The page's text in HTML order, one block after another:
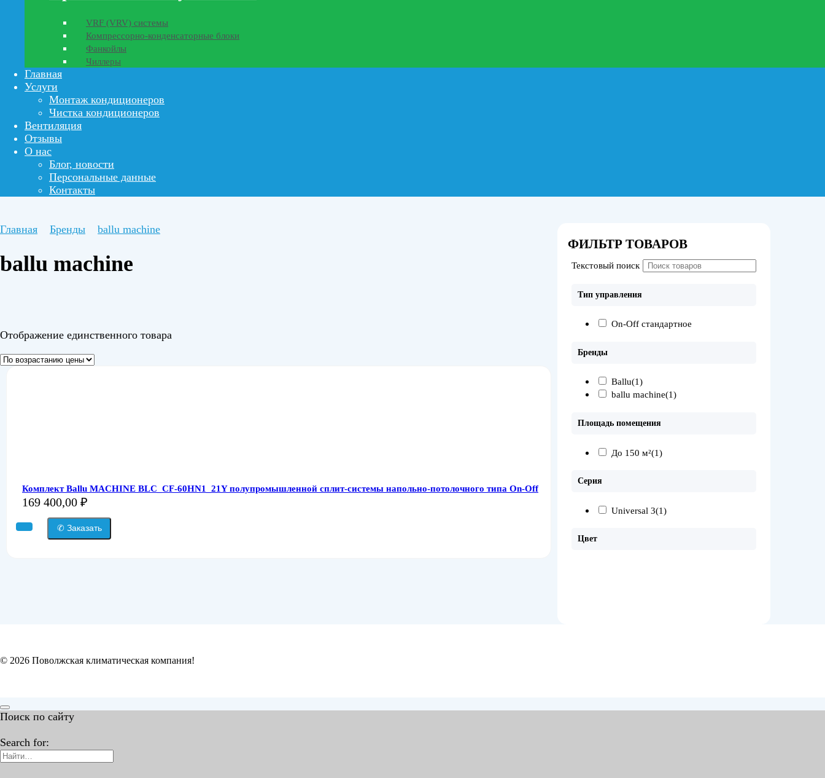
VRF (VRV) системы
Компрессорно-конденсаторные блоки
Фанкойлы
Чиллеры
Главная
Услуги
Монтаж кондиционеров
Чистка кондиционеров
Вентиляция
Отзывы
О нас
Блог, новости
Персональные данные
Контакты
Главная Бренды ballu machine
ballu machine
Отображение единственного товара
Комплект Ballu MACHINE BLC_CF-60HN1_21Y полупромышленной сплит-системы напольно-потолочного типа On-Off
169 400,00 ₽
✆ Заказать
ФИЛЬТР ТОВАРОВ
Текстовый поиск
Тип управления
On-Off стандартное
Бренды
Ballu(1)
ballu machine(1)
Площадь помещения
До 150 м²(1)
Серия
Universal 3(1)
Цвет
© 2026 Поволжская климатическая компания!
Поиск по сайту
Search for: